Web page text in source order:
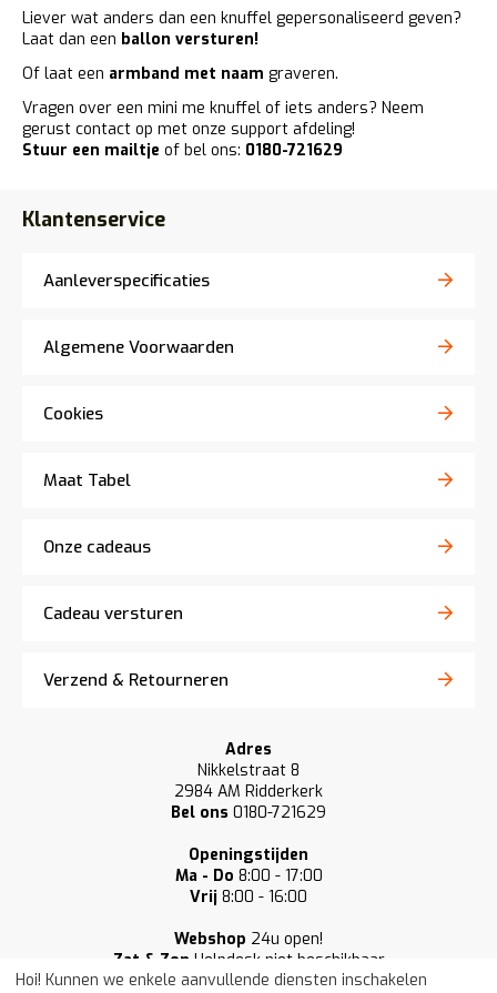
Liever wat anders dan een knuffel gepersonaliseerd geven?
Laat dan een ballon versturen!
Of laat een armband met naam graveren.
Vragen over een mini me knuffel of iets anders? Neem
gerust contact op met onze support afdeling!
Stuur een mailtje of bel ons: 0180-721629
Klantenservice
Aanleverspecificaties
Algemene Voorwaarden
Cookies
Maat Tabel
Onze cadeaus
Cadeau versturen
Verzend & Retourneren
Adres
Nikkelstraat 8
2984 AM Ridderkerk
Bel ons 0180-721629
Openingstijden
Ma - Do 8:00 - 17:00
Vrij 8:00 - 16:00
Webshop 24u open!
Zat & Zon Helpdesk niet beschikbaar
Hoi! Kunnen we enkele aanvullende diensten inschakelen